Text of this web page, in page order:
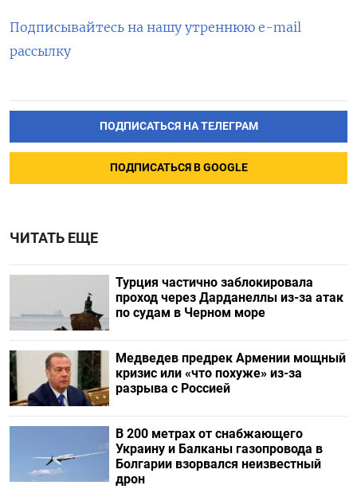
Подписывайтесь на нашу утреннюю e-mail
рассылку
ПОДПИСАТЬСЯ НА ТЕЛЕГРАМ
ПОДПИСАТЬСЯ В GOOGLE
ЧИТАТЬ ЕЩЕ
Турция частично заблокировала
проход через Дарданеллы из-за атак
по судам в Черном море
Медведев предрек Армении мощный
кризис или «что похуже» из-за
разрыва с Россией
В 200 метрах от снабжающего
Украину и Балканы газопровода в
Болгарии взорвался неизвестный
дрон